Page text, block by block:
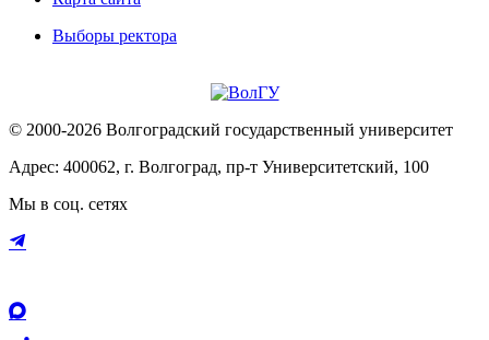
Выборы ректора
© 2000-2026 Волгоградский государственный университет
Адрес: 400062, г. Волгоград, пр-т Университетский, 100
Мы в соц. сетях